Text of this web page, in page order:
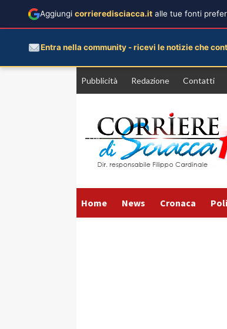
Pubblicità Redazione Contatti
Home News Cronaca
Aggiungi corrieredisciacca.it alle tue fonti
Entra nella community - ricevi le notizie che